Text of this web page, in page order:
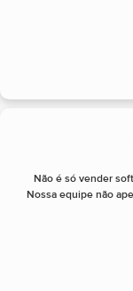
Não é só vender
Nossa equipe não